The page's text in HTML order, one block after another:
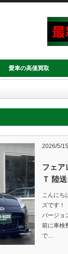
愛車の高価買取
2026/5/15
フェア
Ｔ 陸
こんにち
ズです！
バージョ
前に車検
で…